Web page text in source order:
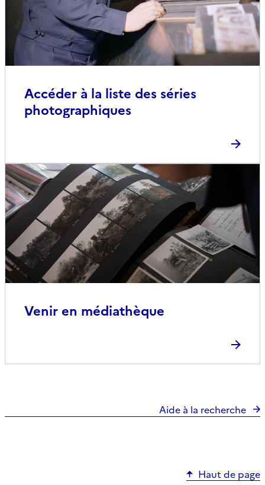
Accéder à la liste des séries
photographiques
Venir en médiathèque
Aide à la recherche
Haut de page